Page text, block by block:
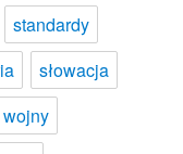
standardy
słowacja
wojny